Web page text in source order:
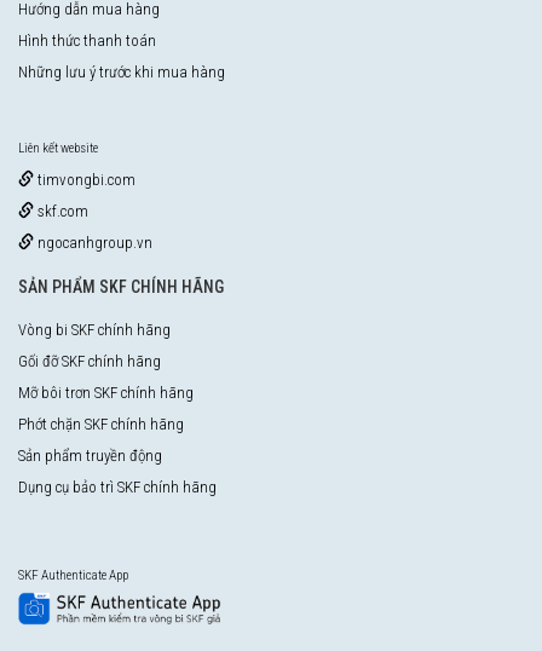
Hướng dẫn mua hàng
Hình thức thanh toán
Những lưu ý trước khi mua hàng
Liên kết website
timvongbi.com
skf.com
ngocanhgroup.vn
SẢN PHẨM SKF CHÍNH HÃNG
Vòng bi SKF chính hãng
Gối đỡ SKF chính hãng
Mỡ bôi trơn SKF chính hãng
Phớt chặn SKF chính hãng
Sản phẩm truyền động
Dụng cụ bảo trì SKF chính hãng
SKF Authenticate App